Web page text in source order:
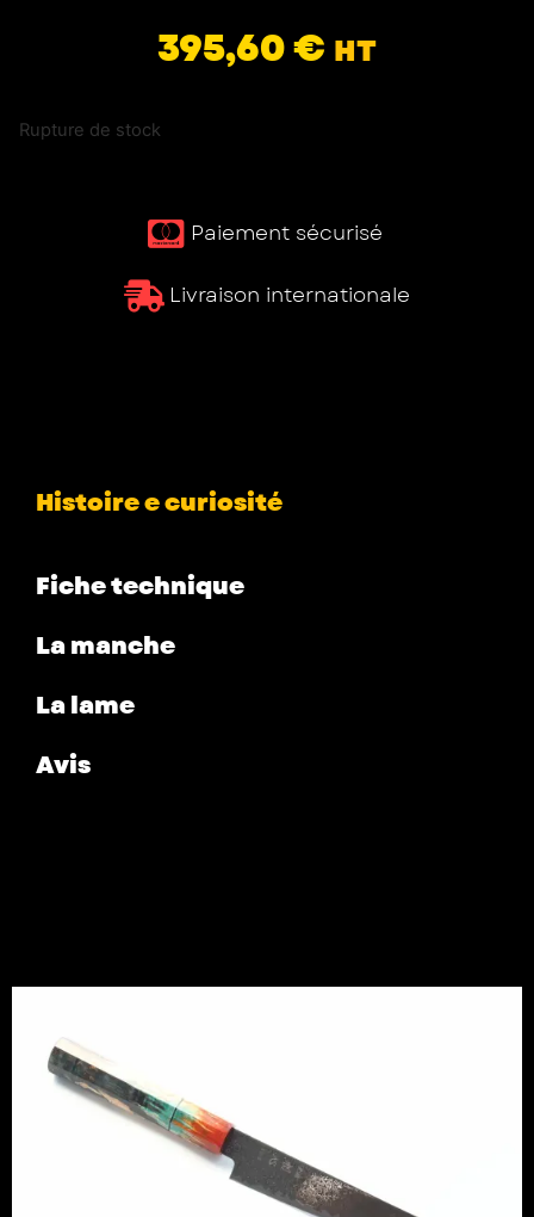
395,60€ HT
Rupture de stock
Paiement sécurisé ​
Livraison internationale
Histoire e curiosité
Fiche technique
La manche
La lame
Avis